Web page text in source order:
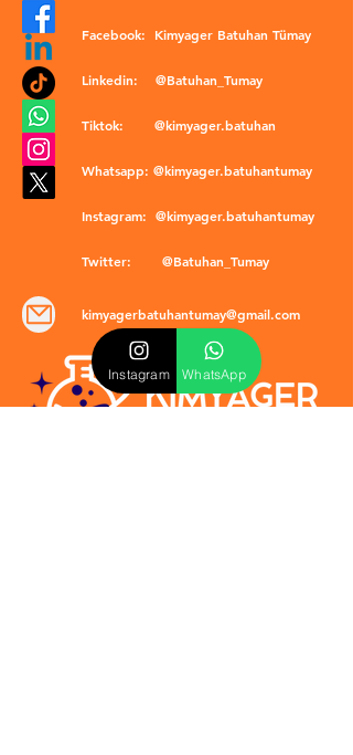
Facebook: Kimyager Batuhan Tümay
Linkedin: @Batuhan_Tumay
Tiktok: @kimyager.batuhan
Whatsapp: @kimyager.batuhantumay
Instagram: @kimyager.batuhantumay
Twitter: @Batuhan_Tumay
kimyagerbatuhantumay@gmail.com
Instagram WhatsApp